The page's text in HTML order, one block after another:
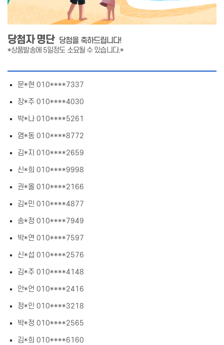
당첨자 명단 당첨을 축하드립니다!
*상품발송에 5일정도 소요될 수 있습니다.*
문*현 010****7337
장*주 010****4030
박*나 010****5261
염*동 010****8772
김*지 010****2659
신*희 010****9998
권*올 010****2166
김*민 010****4877
송*정 010****7949
박*연 010****7597
신*섭 010****2576
김*주 010****4148
안*언 010****2416
정*인 010****3218
박*정 010****2565
김*희 010****6160